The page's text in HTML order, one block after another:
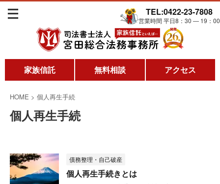
TEL:0422-23-7808
営業時間 平日8：30 ― 19：00
家族信託 無料相談 アクセス
HOME > 個人再生手続
個人再生手続
債務整理・自己破産
個人再生手続きとは